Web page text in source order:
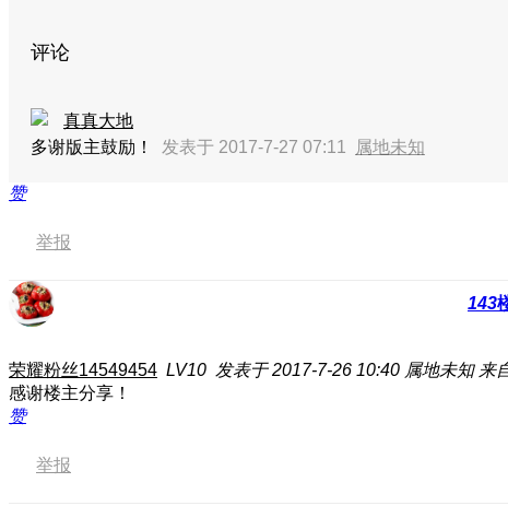
评论
真真大地
多谢版主鼓励！ 发表于 2017-7-27 07:11 属地未知
赞
举报
143
荣耀粉丝14549454 LV10 发表于 2017-7-26 10:40 属地未知 来
感谢楼主分享！
赞
举报